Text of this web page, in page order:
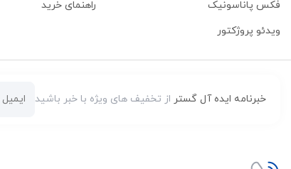
فکس پاناسونیک
ویدئو پروژکتور
راهنمای خرید
خبرنامه ایده آل گستر از تخفیف های ویژه با خبر باشید